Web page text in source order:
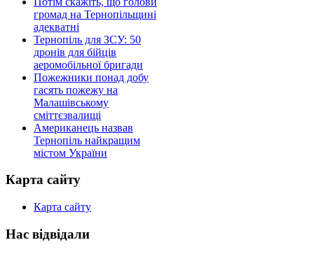
громад на Тернопільщині
адекватні
Тернопіль для ЗСУ: 50
дронів для бійців
аеромобільної бригади
Пожежники понад добу
гасять пожежу на
Малашівському
сміттєзвалищі
Американець назвав
Тернопіль найкращим
містом України
Карта сайту
Карта сайту
Нас відвідали